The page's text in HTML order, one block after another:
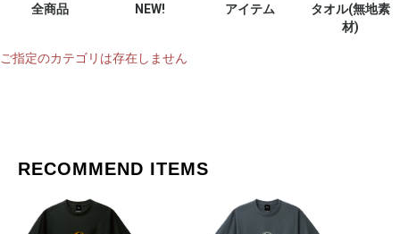
全商品 NEW! アイテム
タオル(無地素
材)
ご指定のカテゴリは存在しません
RECOMMEND ITEMS